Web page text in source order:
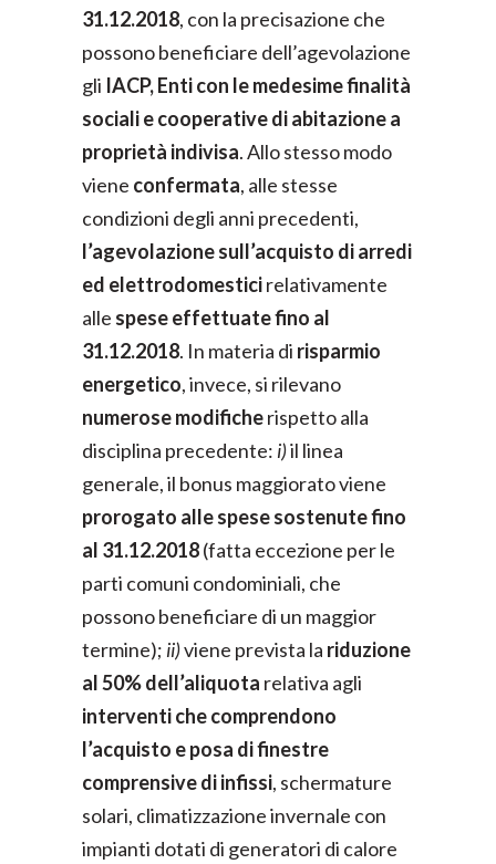
31.12.2018, con la precisazione che
possono beneficiare dell’agevolazione
gli IACP, Enti con le medesime finalità
sociali e cooperative di abitazione a
proprietà indivisa. Allo stesso modo
viene confermata, alle stesse
condizioni degli anni precedenti,
l’agevolazione sull’acquisto di arredi
ed elettrodomesticirelativamente
alle spese effettuate fino al
31.12.2018. In materia di risparmio
energetico, invece, si rilevano
numerose modificherispetto alla
disciplina precedente: i)il linea
generale, il bonus maggiorato viene
prorogato alle spese sostenute fino
al 31.12.2018(fatta eccezione per le
parti comuni condominiali, che
possono beneficiare di un maggior
termine); ii)viene prevista la riduzione
al 50% dell’aliquota relativa agli
interventi che comprendono
l’acquisto e posa di finestre
comprensive di infissi, schermature
solari, climatizzazione invernale con
impianti dotati di generatori di calore